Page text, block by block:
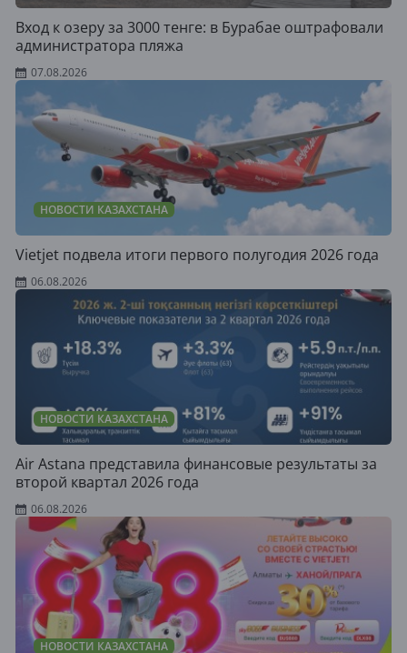
Вход к озеру за 3000 тенге: в Бурабае оштрафовали
администратора пляжа
07.08.2026
НОВОСТИ КАЗАХСТАНА
Vietjet подвела итоги первого полугодия 2026 года
06.08.2026
НОВОСТИ КАЗАХСТАНА
Air Astana представила финансовые результаты за
второй квартал 2026 года
06.08.2026
НОВОСТИ КАЗАХСТАНА